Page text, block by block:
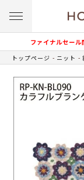
ファイナルセー
トップページ ニット